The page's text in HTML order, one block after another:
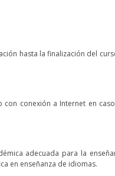
hasta la finalización del
conexión a Internet en
adecuada para la
en enseñanza de idiomas.